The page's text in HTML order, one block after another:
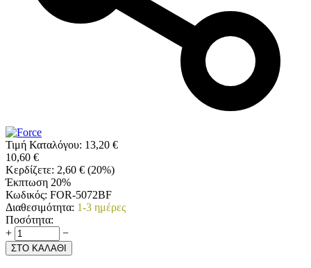
Τιμή Καταλόγου: 13,20 €
10,60 €
Κερδίζετε: 2,60 € (20%)
Έκπτωση 20%
Κωδικός: FOR-5072BF
Διαθεσιμότητα: 1-3 ημέρες
Ποσότητα:
+
−
ΣΤΟ ΚΑΛΑΘΙ